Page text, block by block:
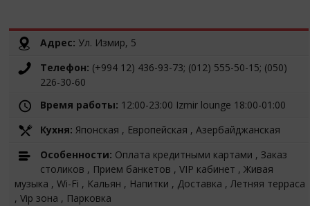
Адрес: Ул. Измир, 5
Телефон: (+994 12) 436-93-73; (012) 555-50-15; (050)
226-30-60
Время работы: 12:00-23:00 Izmir lounge 18:00-01:00
Кухня: Японская , Европейская , Азербайджанская
Особенности: Оплата кредитными картами , Заказ
столиков , Прием банкетов , VIP кабинет , Живая
музыка , Wi-Fi , Кальян , Напитки , Доставка , Летняя терраса
, Vip зона , Парковка